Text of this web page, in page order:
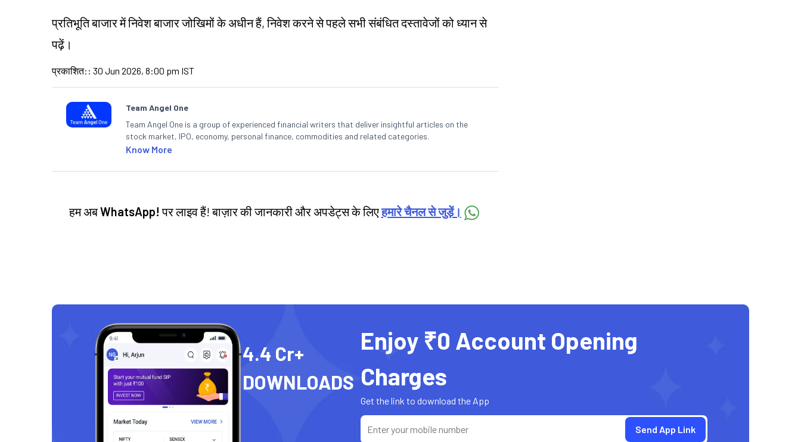
प्रतिभूति बाजार में निवेश बाजार जोखिमों के अधीन हैं, निवेश करने से पहले सभी संबंधित दस्तावेजों को ध्यान से
पढ़ें।
प्रकाशित: : 30 Jun 2026, 8:00 pm IST
Team Angel One
Team Angel One is a group of experienced financial writers that deliver insightful articles on the
stock market, IPO, economy, personal finance, commodities and related categories.
Know More
हम अबWhatsApp! पर लाइव हैं! बाज़ार की जानकारी और अपडेट्स के लिएहमारे चैनल से जुड़ें।
4.4 Cr+
DOWNLOADS
Enjoy ₹0 Account Opening
Charges
Get the link to download the App